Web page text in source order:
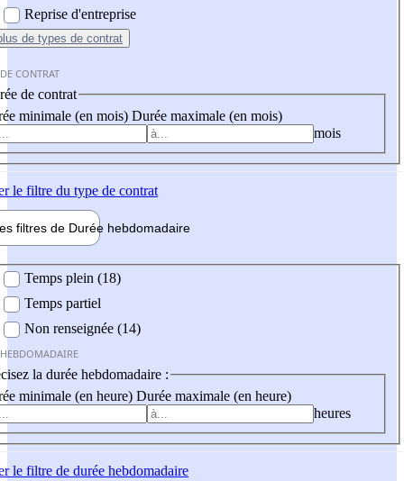
Reprise d'entreprise
de types de contrat
CONTRAT
de contrat
minimale (en mois) Durée maximale (en mois)
mois
le filtre du type de contrat
filtres de Durée hebdomadaire
Temps plein (18)
Temps partiel
Non renseignée (14)
la durée hebdomadaire :
minimale (en heure) Durée maximale (en heure)
heures
le filtre de durée hebdomadaire